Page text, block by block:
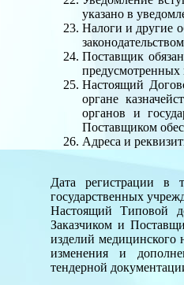
указано в
Налоги и другие
Поставщик
предусмотренных
Настоящий
органе
органов и
Поставщиком
Адреса и
Дата регистрации в
государственных
Настоящий Типовой
Заказчиком и
изделий
изменения и
тендерной